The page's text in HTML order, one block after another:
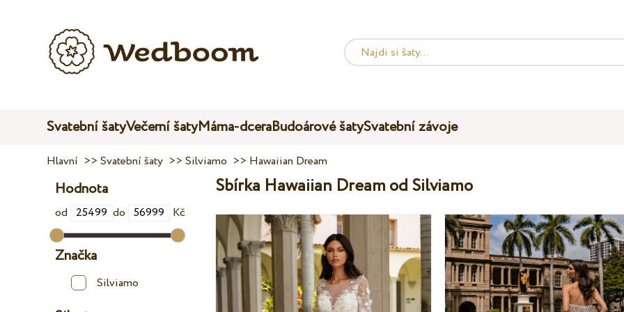
Svatební šatyVečerní šatyMáma-dceraBudoárové šatySvatební závoje
Hlavní >>Svatební šaty >>Silviamo >> Hawaiian Dream
Hodnota
od do Kč
Značka
Silviamo
Sbírka Hawaiian Dream od Silviamo